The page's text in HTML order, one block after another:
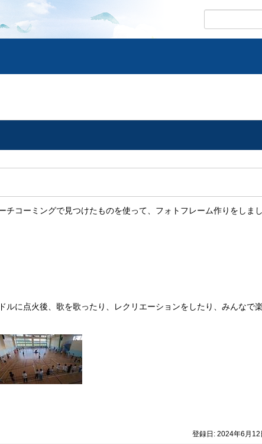
コーミングで見つけたものを使って、フォトフレーム作りをしま
に点火後、歌を歌ったり、レクリエーションをしたり、みんなで
登録日: 2024年6月12